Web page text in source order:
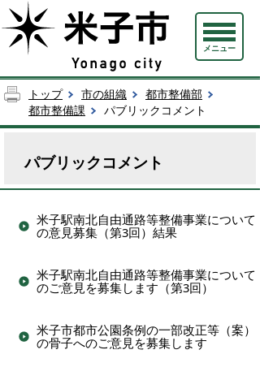
メニュー
トップ 市の組織
都市整備部
都市整備課
パブリックコメント
パブリックコメント
米子駅南北自由通路等整備事業について
の意見募集（第3回）結果
米子駅南北自由通路等整備事業について
のご意見を募集します（第3回）
米子市都市公園条例の一部改正等（案）
の骨子へのご意見を募集します